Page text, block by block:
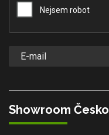
Showroom Česko